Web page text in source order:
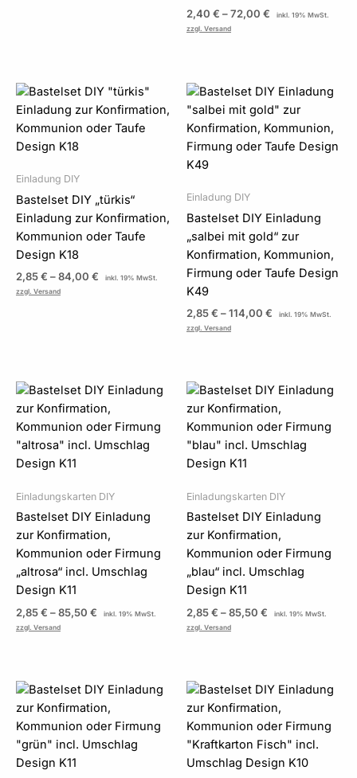
2,40 € –72,00 €
inkl. 19% MwSt.
zzgl. Versand
Einladung DIY
Bastelset DIY „türkis“
Einladung zur Konfirmation,
Kommunion oder Taufe
Design K18
2,85€ –84,00 €
Preisspanne:
bis
84,00 €
inkl. 19% MwSt.
zzgl. Versand
Einladung DIY
Bastelset DIY Einladung
„salbei mit gold“ zur
Konfirmation, Kommunion,
Firmung oder Taufe Design
K49
2,85€ –114,00 €
Preisspanne:
bis
114,00 €
inkl. 19% MwSt.
zzgl. Versand
Einladungskarten DIY
Bastelset DIY Einladung
zur Konfirmation,
Kommunion oder Firmung
„altrosa“ incl. Umschlag
Design K11
2,85€ –85,50 €
Preisspanne:
bis
85,50 €
inkl. 19% MwSt.
zzgl. Versand
Einladungskarten DIY
Bastelset DIY Einladung
zur Konfirmation,
Kommunion oder Firmung
„blau“ incl. Umschlag
Design K11
2,85€ –85,50 €
Preisspanne:
bis
85,50 €
inkl. 19% MwSt.
zzgl. Versand
Preisspanne:
bis
85,50 €
Preisspanne:
bis
85,50 €